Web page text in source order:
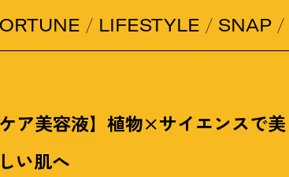
LIFESTYLE SNAP
ア美容液】植物×サイエンスで美
しい肌へ